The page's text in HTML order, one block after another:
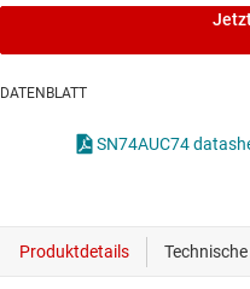
DATENBLATT
SN74AUC74